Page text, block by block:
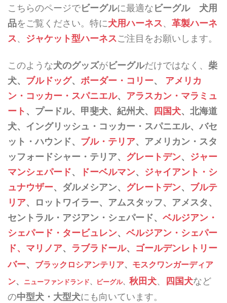
こちらのページでビーグルに最適な ビーグル 犬用
品をご覧ください。特に犬用ハーネス、 革製ハーネ
ス、 ジャケット型ハーネスご注目をお願いします。
このような犬のグッズがビーグルだけではなく、 柴
犬、 ブルドッグ、 ボーダー・コリー、 アメリカ
ン・コッカー・スパニエル、 アラスカン・マラミュ
ート 、プードル、甲斐犬、紀州犬、 四国犬、北海道
犬、イングリッシュ・コッカー・スパニエル、バセ
ット・ハウンド、 ブル・テリア、アメリカン・スタ
ッフォードシャー・テリア、 グレートデン、 ジャー
マンシェパード、 ドーベルマン、 ジャイアント・シ
ュナウザー、ダルメシアン、 グレートデン、 ブルテ
リア、
ロットワイラー、アムスタッフ、アメスタ、
セントラル・アジアン・シェパード、 ベルジアン・
シェパード・タービュレン、 ベルジアン・シェパー
ド、マリノア、 ラブラドール、 ゴールデンレトリー
バー、 ブラックロシアンテリア、 モスクワンガーディア
ン、 ニューファンドランド、 ビーグル、 秋田犬、 四国犬など
の中型犬・大型犬にも向いています。